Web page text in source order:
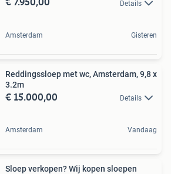
Details
Amsterdam Gisteren
Reddingssloep met wc, Amsterdam, 9,8 x
3.2m
€ 15.000,00 Details
Amsterdam Vandaag
Sloep verkopen? Wij kopen sloepen